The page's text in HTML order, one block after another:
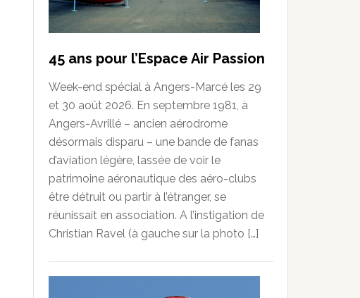
45 ans pour l’Espace Air Passion
Week-end spécial à Angers-Marcé les 29
et 30 août 2026. En septembre 1981, à
Angers-Avrillé – ancien aérodrome
désormais disparu – une bande de fanas
d’aviation légère, lassée de voir le
patrimoine aéronautique des aéro-clubs
être détruit ou partir à l’étranger, se
réunissait en association. A l’instigation de
Christian Ravel (à gauche sur la photo […]